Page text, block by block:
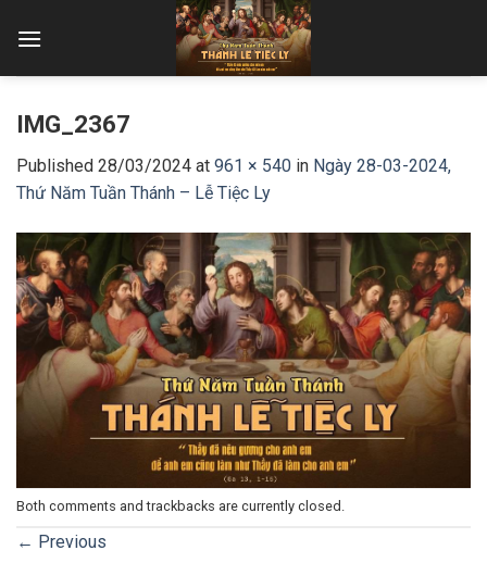
IMG_2367
Published 28/03/2024 at 961 × 540 in Ngày 28-03-2024,
Thứ Năm Tuần Thánh – Lễ Tiệc Ly
Both comments and trackbacks are currently closed.
← Previous